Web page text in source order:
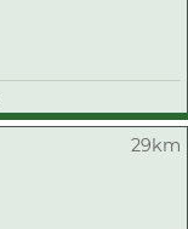
29km